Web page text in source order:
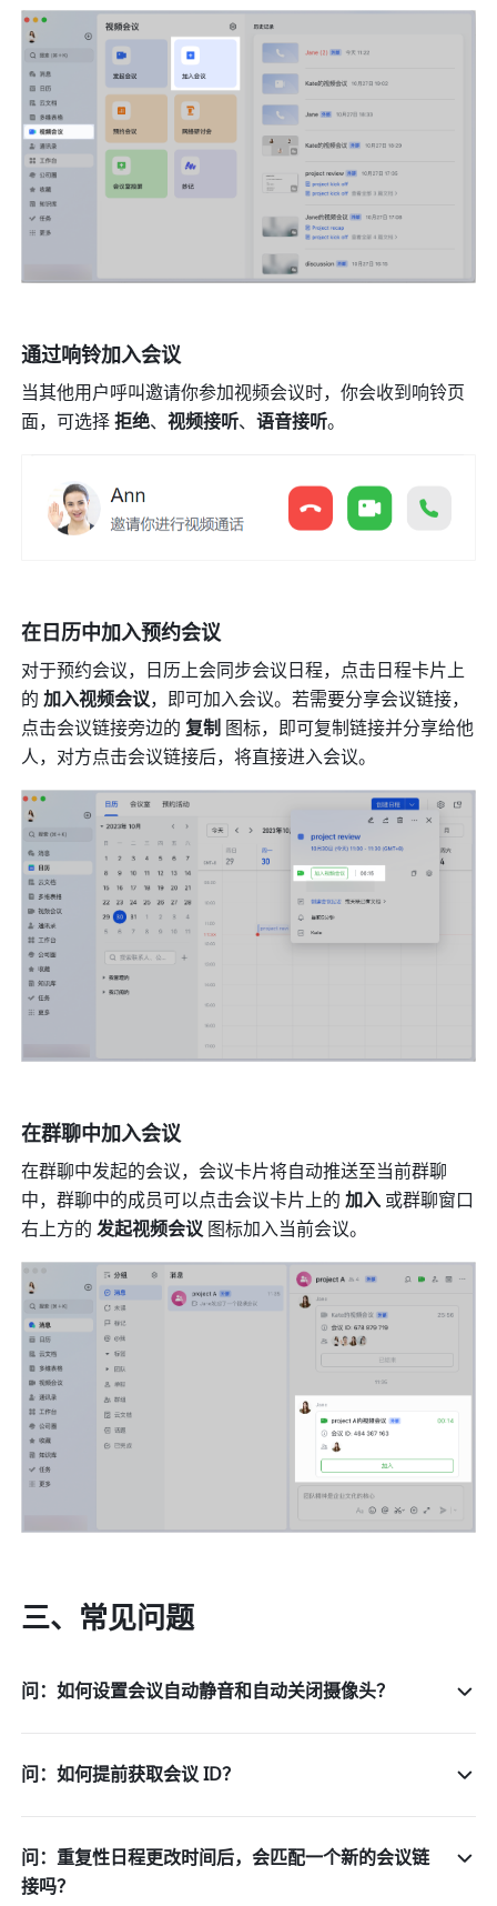
通过响铃加入会议
当其他用户呼叫邀请你参加视频会议时，你会收到响铃页
面，可选择 拒绝、视频接听、语音接听。
在日历中加入预约会议
对于预约会议，日历上会同步会议日程，点击日程卡片上
的 加入视频会议，即可加入会议。若需要分享会议链接，
点击会议链接旁边的 复制 图标，即可复制链接并分享给他
人，对方点击会议链接后，将直接进入会议。
在群聊中加入会议
在群聊中发起的会议，会议卡片将自动推送至当前群聊
中，群聊中的成员可以点击会议卡片上的 加入 或群聊窗口
右上方的 发起视频会议 图标加入当前会议。
三、常见问题
问：如何设置会议自动静音和自动关闭摄像头？
问：如何提前获取会议 ID？
问：重复性日程更改时间后，会匹配一个新的会议链
接吗？